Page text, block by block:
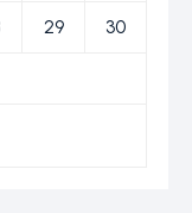
29 30